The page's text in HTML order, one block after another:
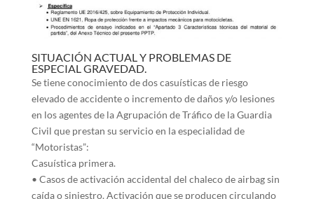
SITUACIÓN ACTUAL Y PROBLEMAS DE
ESPECIAL GRAVEDAD.
Se tiene conocimiento de dos casuísticas de riesgo
elevado de accidente o incremento de daños y/o lesiones
en los agentes de la Agrupación de Tráfico de la Guardia
Civil que prestan su servicio en la especialidad de
“Motoristas”:
Casuística primera.
• Casos de activación accidental del chaleco de airbag sin
caída o siniestro. Activación que se producen circulando